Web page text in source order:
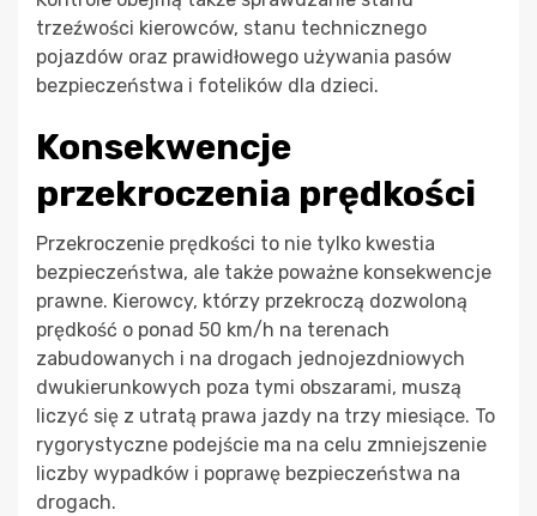
trzeźwości kierowców, stanu technicznego
pojazdów oraz prawidłowego używania pasów
bezpieczeństwa i fotelików dla dzieci.
Konsekwencje
przekroczenia prędkości
Przekroczenie prędkości to nie tylko kwestia
bezpieczeństwa, ale także poważne konsekwencje
prawne. Kierowcy, którzy przekroczą dozwoloną
prędkość o ponad 50 km/h na terenach
zabudowanych i na drogach jednojezdniowych
dwukierunkowych poza tymi obszarami, muszą
liczyć się z utratą prawa jazdy na trzy miesiące. To
rygorystyczne podejście ma na celu zmniejszenie
liczby wypadków i poprawę bezpieczeństwa na
drogach.